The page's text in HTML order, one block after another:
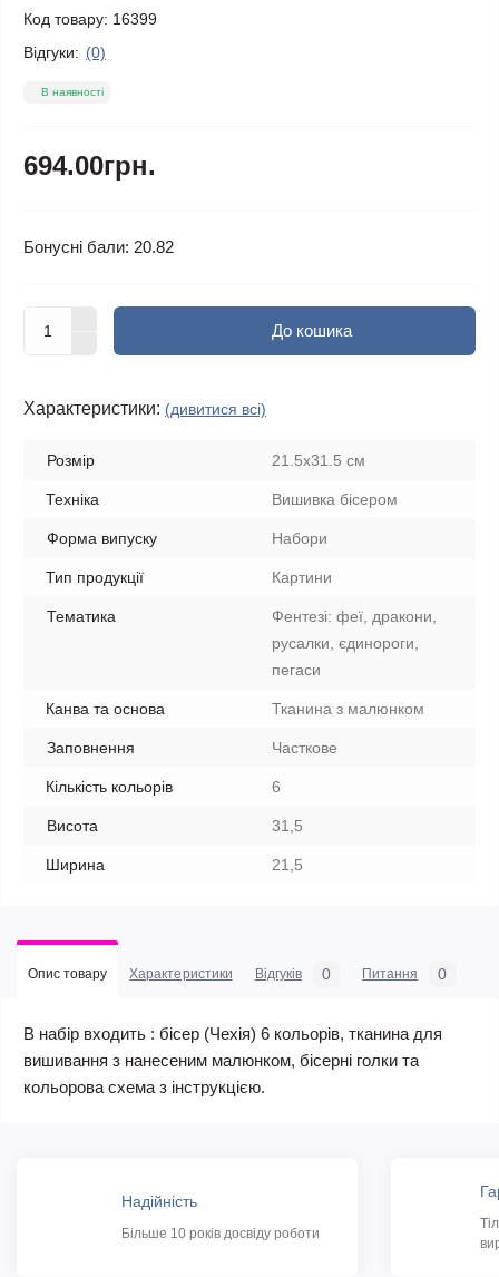
Код товару: 16399
Відгуки: (0)
В наявності
694.00грн.
Бонусні бали: 20.82
До кошика
Характеристики: (дивитися всі)
Розмір 21.5x31.5 см
Техніка Вишивка бісером
Форма випуску Набори
Тип продукції Картини
Тематика
Фентезі: феї, дракони,
русалки, єдинороги,
пегаси
Канва та основа Тканина з малюнком
Заповнення Часткове
Кількість кольорів 6
Висота 31,5
Ширина 21,5
Опис товару Характеристики Відгуків 0 Питання 0
В набір входить : бісер (Чехія) 6 кольорів, тканина для
вишивання з нанесеним малюнком, бісерні голки та
кольорова схема з інструкцією.
Надійність
Більше 10 років досвіду роботи